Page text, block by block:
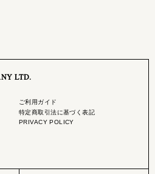
LTD.
ご利用ガイド
特定商取引法に基づく表記
PRIVACY POLICY